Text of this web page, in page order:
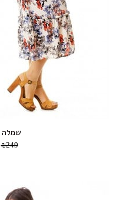
שמלה
₪249